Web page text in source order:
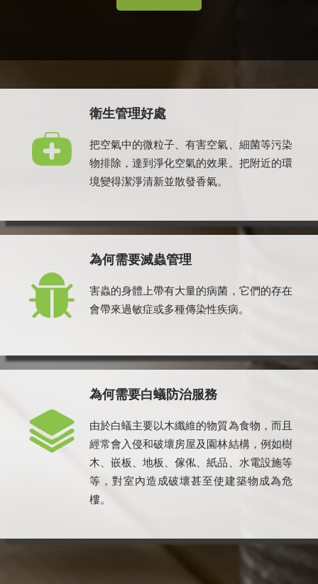
衛生管理好處
把空氣中的微粒子、有害空氣、細菌等污染
物排除，達到淨化空氣的效果。把附近的環
境變得潔淨清新並散發香氣。
為何需要滅蟲管理
害蟲的身體上帶有大量的病菌，它們的存在
會帶來過敏症或多種傳染性疾病。
為何需要白蟻防治服務
由於白蟻主要以木纖維的物質為食物，而且
經常會入侵和破壞房屋及園林結構，例如樹
木、嵌板、地板、傢俬、紙品、水電設施等
等，對室內造成破壞甚至使建築物成為危
樓。